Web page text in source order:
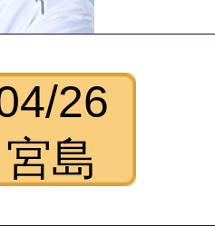
26
宮島